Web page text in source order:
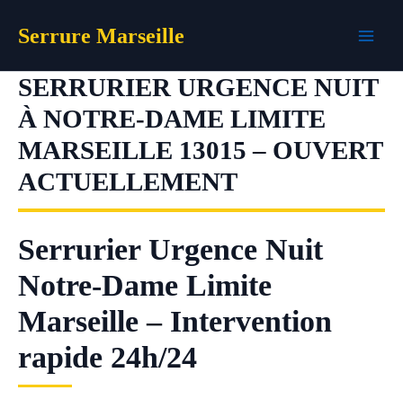
Serrure Marseille
SERRURIER URGENCE NUIT
À NOTRE-DAME LIMITE
MARSEILLE 13015 – OUVERT
ACTUELLEMENT
Serrurier Urgence Nuit
Notre-Dame Limite
Marseille – Intervention
rapide 24h/24